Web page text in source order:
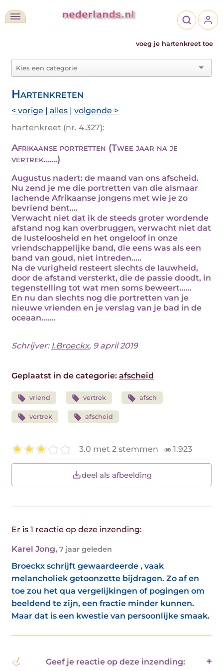
voeg je hartenkreet toe
Hartenkreten
< vorige | alles | volgende >
hartenkreet (nr. 4.327):
Afrikaanse portretten (Twee jaar na je
vertrek.......)
Augustus nadert: de maand van ons afscheid.
Nu zend je me die portretten van die alsmaar
lachende Afrikaanse jongens met wie je zo
bevriend bent....
Verwacht niet dat ik de steeds groter wordende
afstand nog kan overbruggen, verwacht niet dat
de lusteloosheid en het ongeloof in onze
vriendschappelijke band, die eens was als een
band van goud, niet intreden.....
Na de vurigheid resteert slechts de lauwheid,
door de afstand versterkt, die de passie doodt, in
tegenstelling tot wat men soms beweert......
En nu dan slechts nog die portretten van je
nieuwe vrienden en je verslag van je bad in de
oceaan.......
Schrijver: I.Broeckx, 9 april 2019
Geplaatst in de categorie: afscheid
vriend vertrek afsch
vertrek afscheid
3.0 met 2 stemmen 1.923
deel als afbeelding
Er is 1 reactie op deze inzending:
Karel Jong, 7 jaar geleden
Broeckx schrijft gewaardeerde , vaak
melancholiek getoonzette bijdragen. Zo af en
toe zou het qua vergelijkingen of pogingen om
beeldend te zijn, een fractie minder kunnen.
Maar dat is een kwestie van persoonlijke smaak.
Geef je reactie op deze inzending: